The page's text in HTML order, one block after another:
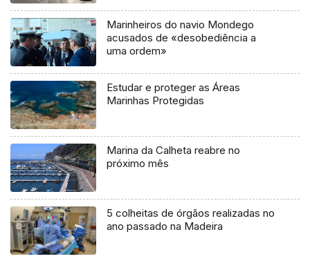
Marinheiros do navio Mondego
acusados de «desobediência a
uma ordem»
Estudar e proteger as Áreas
Marinhas Protegidas
Marina da Calheta reabre no
próximo mês
5 colheitas de órgãos realizadas no
ano passado na Madeira